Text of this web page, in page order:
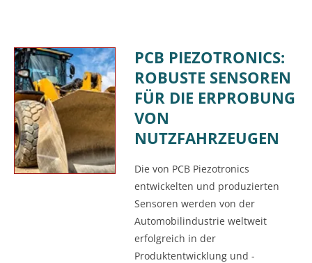
PCB PIEZOTRONICS:
ROBUSTE SENSOREN
FÜR DIE ERPROBUNG
VON
NUTZFAHRZEUGEN
Die von PCB Piezotronics
entwickelten und produzierten
Sensoren werden von der
Automobilindustrie weltweit
erfolgreich in der
Produktentwicklung und -